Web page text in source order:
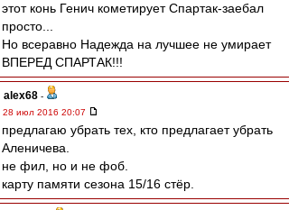
этот конь Генич кометирует Спартак-заебал
просто...
Но всеравно Надежда на лучшее не умирает
ВПЕРЕД СПАРТАК!!!
alex68 -
28 июл 2016 20:07
предлагаю убрать тех, кто предлагает убрать
Аленичева.
не фил, но и не фоб.
карту памяти сезона 15/16 стёр.